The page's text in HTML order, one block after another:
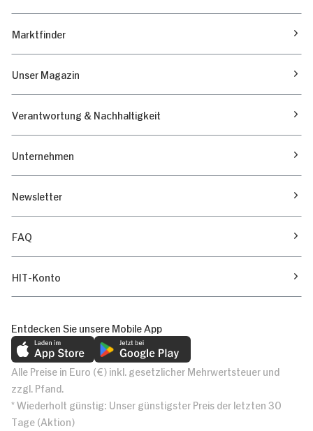
Marktfinder
Unser Magazin
Verantwortung & Nachhaltigkeit
Unternehmen
Newsletter
FAQ
HIT-Konto
Entdecken Sie unsere Mobile App
Alle Preise in Euro (€) inkl. gesetzlicher Mehrwertsteuer und
zzgl. Pfand.
* Wiederholt günstig: Unser günstigster Preis der letzten 30
Tage (Aktion)